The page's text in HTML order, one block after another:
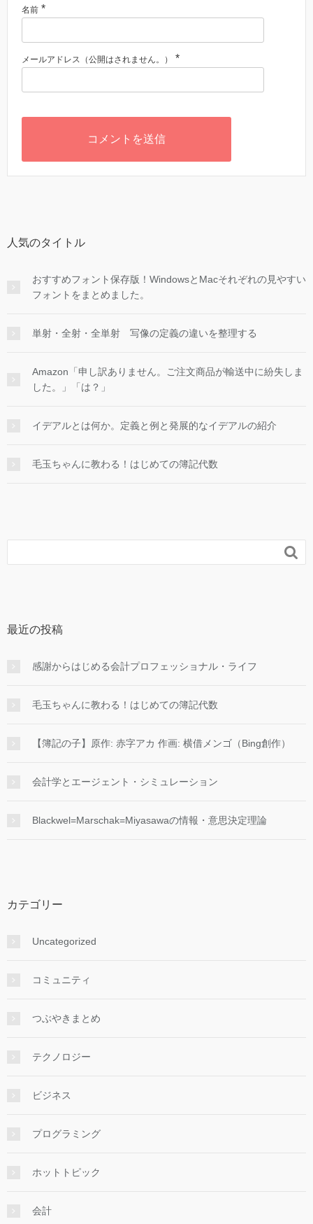
名前 *
メールアドレス（公開はされません。） *
人気のタイトル
おすすめフォント保存版！WindowsとMacそれぞれの見やすい
フォントをまとめました。
単射・全射・全単射 写像の定義の違いを整理する
Amazon「申し訳ありません。ご注文商品が輸送中に紛失しま
した。」「は？」
イデアルとは何か。定義と例と発展的なイデアルの紹介
毛玉ちゃんに教わる！はじめての簿記代数

最近の投稿
感謝からはじめる会計プロフェッショナル・ライフ
毛玉ちゃんに教わる！はじめての簿記代数
【簿記の子】原作: 赤字アカ 作画: 横借メンゴ（Bing創作）
会計学とエージェント・シミュレーション
Blackwel=Marschak=Miyasawaの情報・意思決定理論
カテゴリー
Uncategorized
コミュニティ
つぶやきまとめ
テクノロジー
ビジネス
プログラミング
ホットトピック
会計